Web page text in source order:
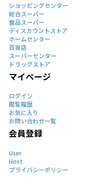
ショッピングセンター
総合スーパー
食品スーパー
ディスカウントストア
ホームセンター
百貨店
スーパーセンター
ドラッグストア
マイページ
ログイン
閲覧履歴
お気に入り
お問い合わせ一覧
会員登録
User
Host
プライバシーポリシー